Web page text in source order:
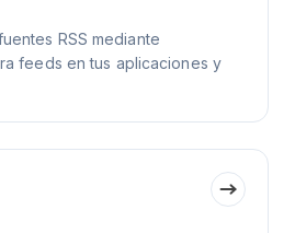
RSS mediante
feeds en tus aplicaciones y